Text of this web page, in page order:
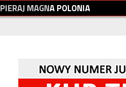
PIERAJMAGNAPOLONIA